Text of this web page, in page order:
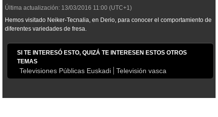
Última actualización: 13/03/2016 11:00 (UTC+1)
Hemos visitado Neiker-Tecnalia, en Derio, para conocer el comportamiento de
diferentes variedades de fresa.
SI TE INTERESÓ ESTO, QUIZÁ TE INTERESEN ESTOS OTROS
TEMAS
Televisiones Públicas Euskadi Televisión vasca